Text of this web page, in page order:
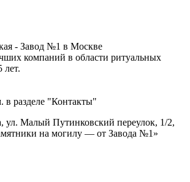
- Завод №1 в Москве
компаний в области ритуальных
лет.
разделе "Контакты"
ул. Малый Путинковский переулок, 1/2,
на могилу — от Завода №1»